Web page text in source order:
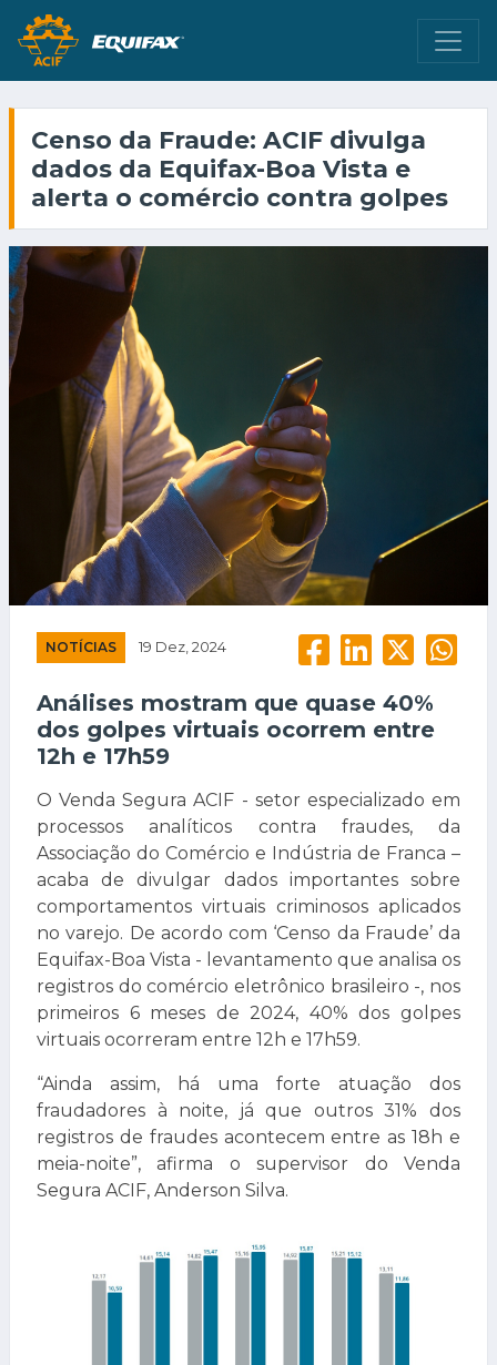
Censo da Fraude: ACIF divulga
dados da Equifax-Boa Vista e
alerta o comércio contra golpes
NOTÍCIAS 19 Dez, 2024
Análises mostram que quase 40%
dos golpes virtuais ocorrem entre
12h e 17h59
O Venda Segura ACIF - setor especializado em
processos analíticos contra fraudes, da
Associação do Comércio e Indústria de Franca –
acaba de divulgar dados importantes sobre
comportamentos virtuais criminosos aplicados
no varejo. De acordo com ‘Censo da Fraude’ da
Equifax-Boa Vista - levantamento que analisa os
registros do comércio eletrônico brasileiro -, nos
primeiros 6 meses de 2024, 40% dos golpes
virtuais ocorreram entre 12h e 17h59.
“Ainda assim, há uma forte atuação dos
fraudadores à noite, já que outros 31% dos
registros de fraudes acontecem entre as 18h e
meia-noite”, afirma o supervisor do Venda
Segura ACIF, Anderson Silva.